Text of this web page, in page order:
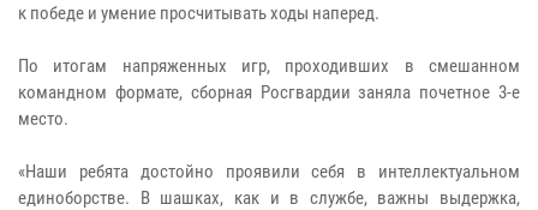
к победе и умение просчитывать ходы наперед.
По итогам напряженных игр, проходивших в смешанном
командном формате, сборная Росгвардии заняла почетное 3-е
место.
«Наши ребята достойно проявили себя в интеллектуальном
единоборстве. В шашках, как и в службе, важны выдержка,